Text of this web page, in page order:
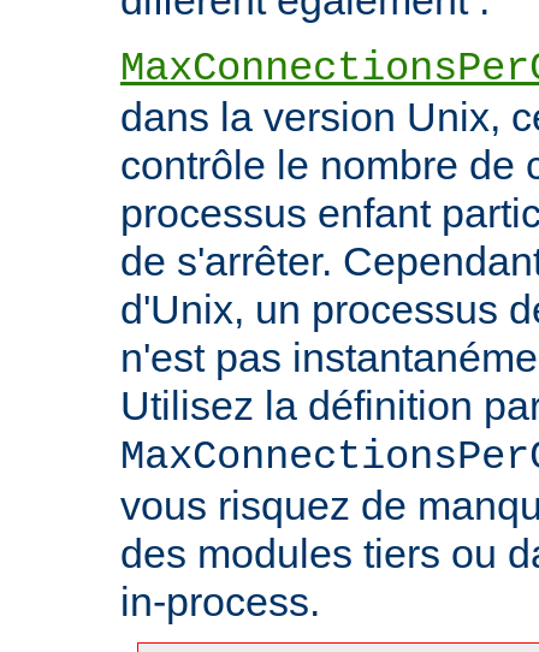
dans la version Unix,
contrôle le nombre de
processus enfant
de s'arrêter.
d'Unix, un processus
n'est pas
Utilisez la définition
vous risquez de
des modules tiers ou
in-process.